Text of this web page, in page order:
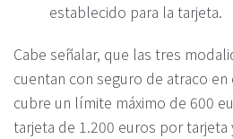
establecido para la tarjeta.
Cabe señalar, que las tres
cuentan con seguro de atraco
cubre un límite máximo de 600
tarjeta de 1.200 euros por tarjeta